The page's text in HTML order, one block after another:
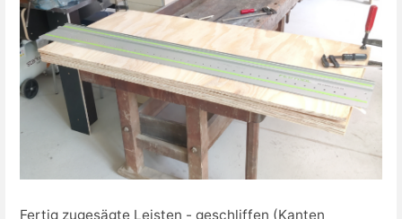
Fertig zugesägte Leisten - geschliffen (Kanten